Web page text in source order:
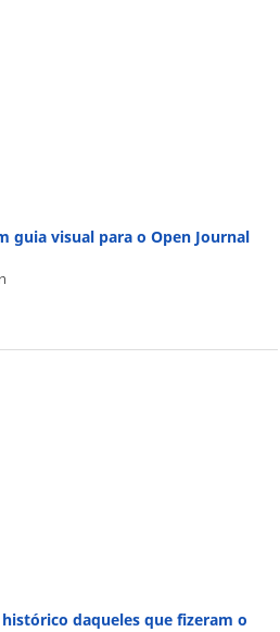
guia visual para o Open Journal
daqueles que fizeram o